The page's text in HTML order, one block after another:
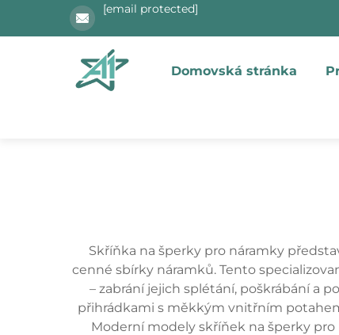
[email protected]
Domovská stránka
Skříňka na šperky pro náramky
cenné sbírky náramků. Tento
– zabrání jejich splétání, poškrábání a
přihrádkami s měkkým vnitřním
Moderní modely skříňek na šperky